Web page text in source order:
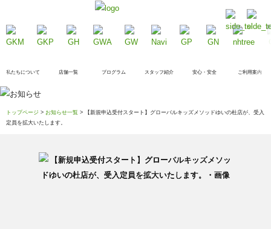
私たちについて 店舗一覧 プログラム スタッフ紹介 安心・安全 ご利用案内
トップページ > お知らせ一覧 > 【新規申込受付スタート】グローバルキッズメソッドゆいの杜店が、受入
定員を拡大いたします。